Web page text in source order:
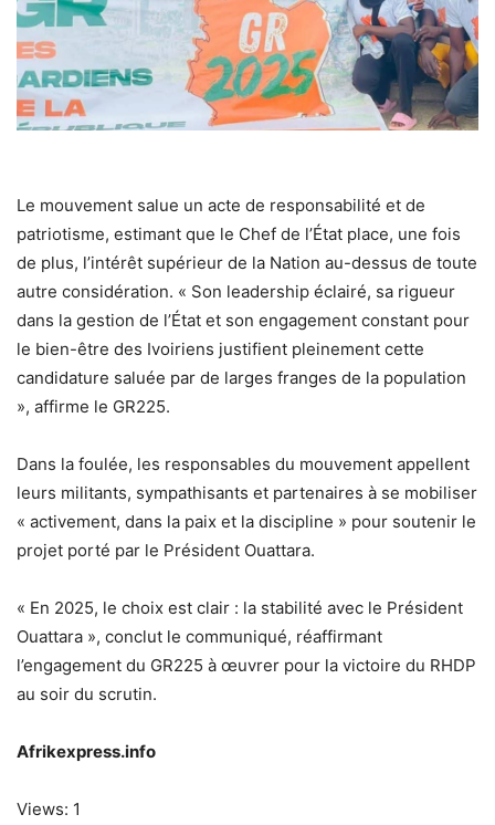
Le mouvement salue un acte de responsabilité et de
patriotisme, estimant que le Chef de l’État place, une fois
de plus, l’intérêt supérieur de la Nation au-dessus de toute
autre considération. « Son leadership éclairé, sa rigueur
dans la gestion de l’État et son engagement constant pour
le bien-être des Ivoiriens justifient pleinement cette
candidature saluée par de larges franges de la population
», affirme le GR225.
Dans la foulée, les responsables du mouvement appellent
leurs militants, sympathisants et partenaires à se mobiliser
« activement, dans la paix et la discipline » pour soutenir le
projet porté par le Président Ouattara.
« En 2025, le choix est clair : la stabilité avec le Président
Ouattara », conclut le communiqué, réaffirmant
l’engagement du GR225 à œuvrer pour la victoire du RHDP
au soir du scrutin.
Afrikexpress.info
Views: 1